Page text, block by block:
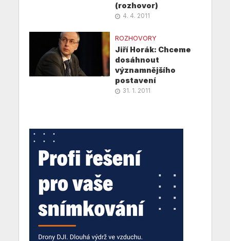
(rozhovor)
4. 4. 2011
ROZHOVORY
Jiří Horák: Chceme
dosáhnout
významnějšího
postavení
31. 1. 2011